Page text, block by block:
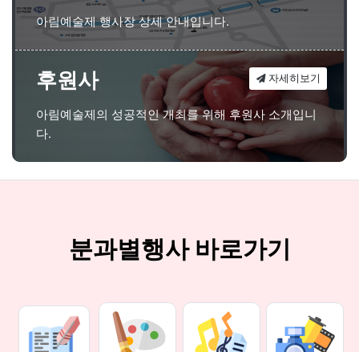
아림예술제 행사장 상세 안내입니다.
후원사
아림예술제의 성공적인 개최를 위해 후원사 소개입니
다.
자세히보기
분과별행사 바로가기